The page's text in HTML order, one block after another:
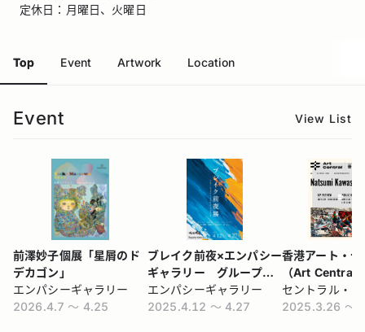
定休日：月曜日、火曜日
Top Event Artwork Location
Event View List
前澤妙子個展「星屑のド
デカゴン」
エンパシーギャラリー
2026.4.7 〜 4.25
ブレイク前夜×エンパシー
ギャラリー グループ展
『ブレイク前夜』
エンパシーギャラリー
2025.4.12 〜 4.27
香港アート・
（Art Central
2025.3.26 〜